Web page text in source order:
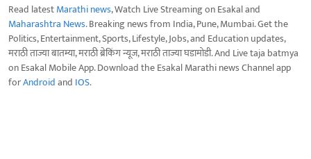
Read latestMarathi news, Watch Live Streaming on Esakal and
Maharashtra News. Breaking news from India, Pune, Mumbai. Get the
Politics, Entertainment, Sports, Lifestyle, Jobs, and Education updates,
मराठी ताज्या बातम्या, मराठी ब्रेकिंग न्यूज, मराठी ताज्या घडामोडी. And Live taja batmya
on Esakal Mobile App. Download the Esakal Marathi news Channel app
forAndroidand IOS.